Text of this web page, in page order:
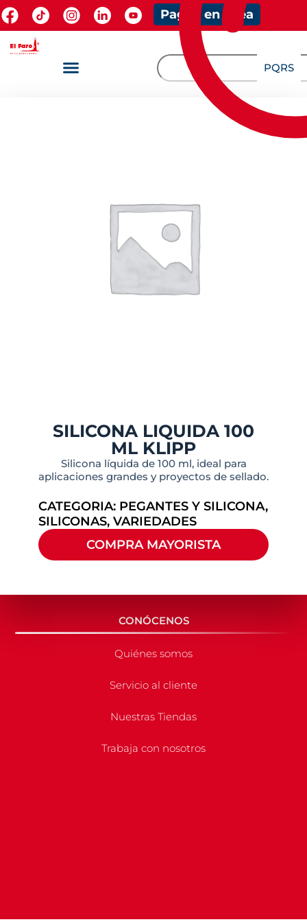
Pagos en línea
PQRS
SILICONA LIQUIDA 100
ML KLIPP
Silicona líquida de 100 ml, ideal para
aplicaciones grandes y proyectos de sellado.
CATEGORIA: PEGANTES Y SILICONA,
SILICONAS, VARIEDADES
COMPRA MAYORISTA
CONÓCENOS
Quiénes somos
Servicio al cliente
Nuestras Tiendas
Trabaja con nosotros